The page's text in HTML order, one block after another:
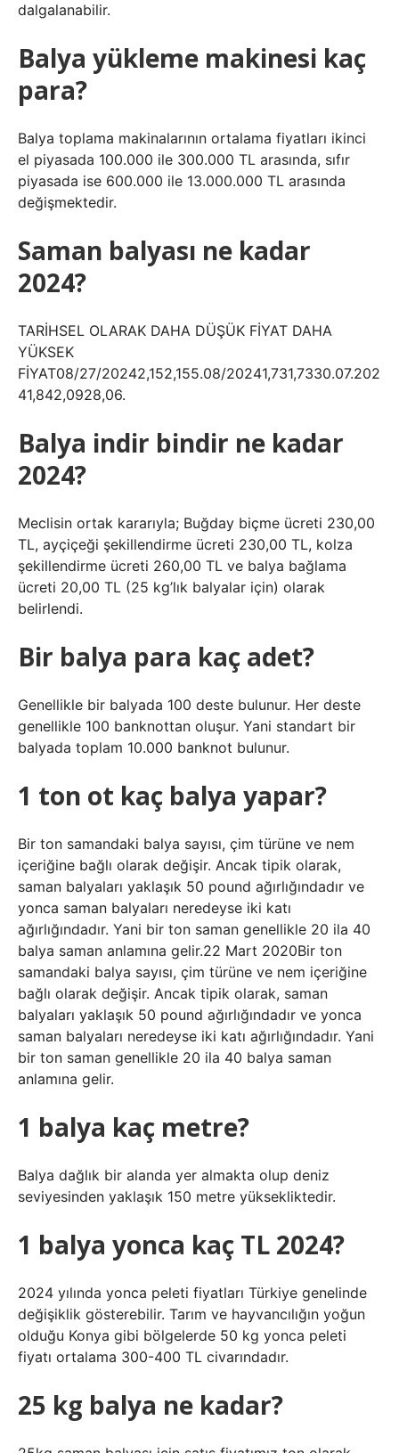
dalgalanabilir.
Balya yükleme makinesi kaç
para?
Balya toplama makinalarının ortalama fiyatları ikinci
el piyasada 100.000 ile 300.000 TL arasında, sıfır
piyasada ise 600.000 ile 13.000.000 TL arasında
değişmektedir.
Saman balyası ne kadar
2024?
TARİHSEL OLARAK DAHA DÜŞÜK FİYAT DAHA
YÜKSEK
FİYAT08/27/20242,152,155.08/20241,731,7330.07.202
41,842,0928,06.
Balya indir bindir ne kadar
2024?
Meclisin ortak kararıyla; Buğday biçme ücreti 230,00
TL, ayçiçeği şekillendirme ücreti 230,00 TL, kolza
şekillendirme ücreti 260,00 TL ve balya bağlama
ücreti 20,00 TL (25 kg’lık balyalar için) olarak
belirlendi.
Bir balya para kaç adet?
Genellikle bir balyada 100 deste bulunur. Her deste
genellikle 100 banknottan oluşur. Yani standart bir
balyada toplam 10.000 banknot bulunur.
1 ton ot kaç balya yapar?
Bir ton samandaki balya sayısı, çim türüne ve nem
içeriğine bağlı olarak değişir. Ancak tipik olarak,
saman balyaları yaklaşık 50 pound ağırlığındadır ve
yonca saman balyaları neredeyse iki katı
ağırlığındadır. Yani bir ton saman genellikle 20 ila 40
balya saman anlamına gelir.22 Mart 2020Bir ton
samandaki balya sayısı, çim türüne ve nem içeriğine
bağlı olarak değişir. Ancak tipik olarak, saman
balyaları yaklaşık 50 pound ağırlığındadır ve yonca
saman balyaları neredeyse iki katı ağırlığındadır. Yani
bir ton saman genellikle 20 ila 40 balya saman
anlamına gelir.
1 balya kaç metre?
Balya dağlık bir alanda yer almakta olup deniz
seviyesinden yaklaşık 150 metre yüksekliktedir.
1 balya yonca kaç TL 2024?
2024 yılında yonca peleti fiyatları Türkiye genelinde
değişiklik gösterebilir. Tarım ve hayvancılığın yoğun
olduğu Konya gibi bölgelerde 50 kg yonca peleti
fiyatı ortalama 300-400 TL civarındadır.
25 kg balya ne kadar?